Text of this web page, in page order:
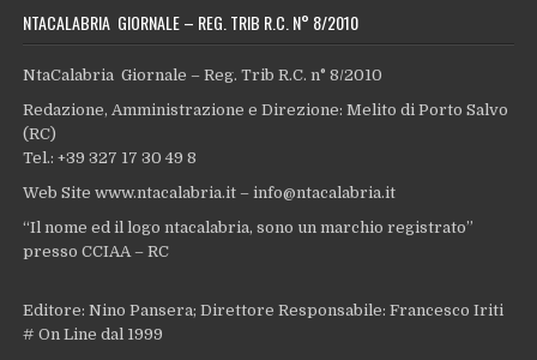
NTACALABRIA GIORNALE – REG. TRIB R.C. N° 8/2010
NtaCalabria Giornale – Reg. Trib R.C. n° 8/2010
Redazione, Amministrazione e Direzione: Melito di Porto Salvo
(RC)
Tel.: +39 327 17 30 49 8
Web Site www.ntacalabria.it – info@ntacalabria.it
“Il nome ed il logo ntacalabria, sono un marchio registrato”
presso CCIAA – RC
Editore: Nino Pansera; Direttore Responsabile: Francesco Iriti
# On Line dal 1999